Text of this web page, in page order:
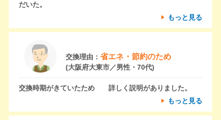
だいた。
もっと見る
交換理由： 省エネ・節約のため
(大阪府大東市／男性・70代)
交換時期がきていたため 詳しく説明がありました。
もっと見る